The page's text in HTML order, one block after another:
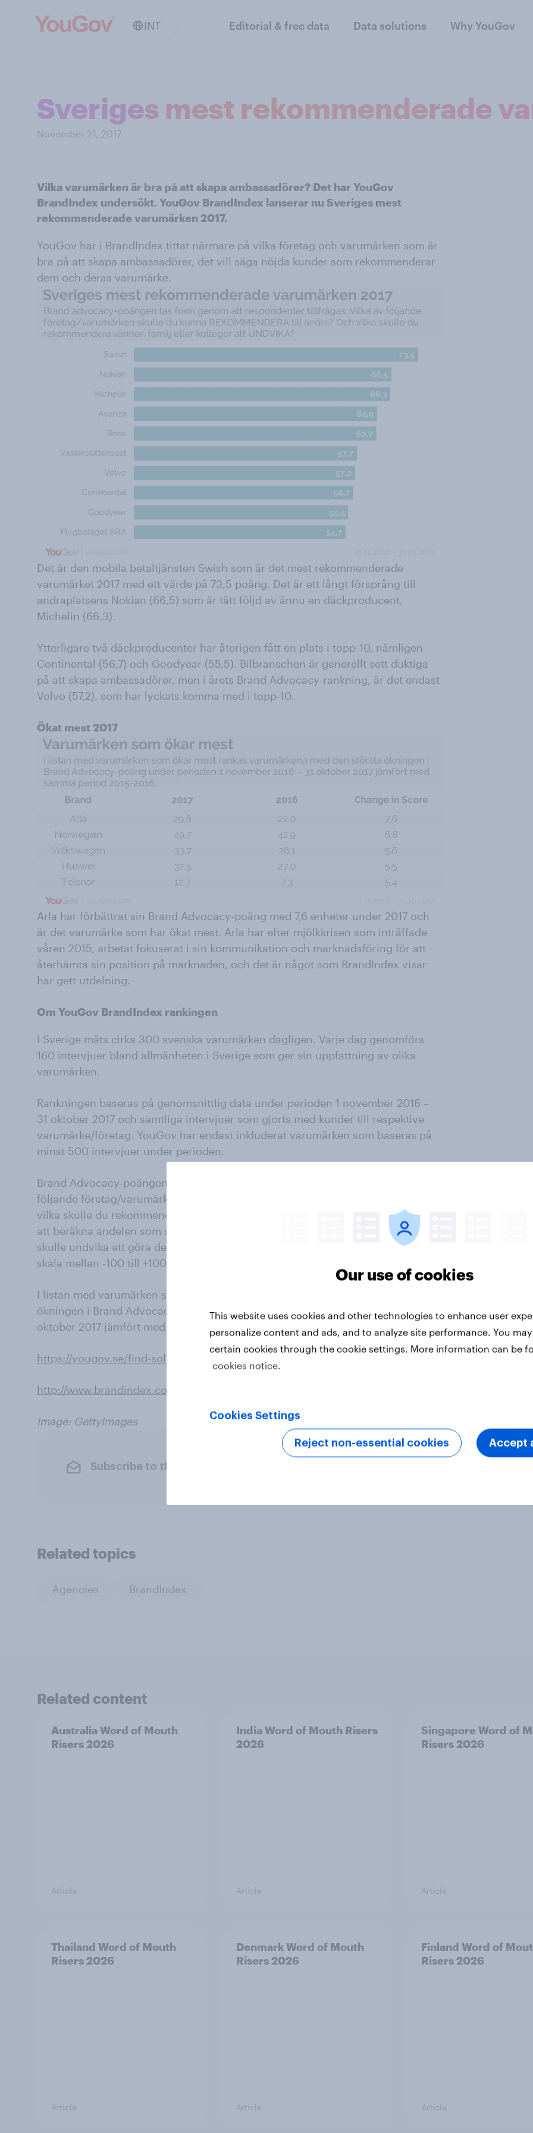
INT Editorial & free data Data solutions Why YouGov
Sveriges mest rekommenderade
November 21, 2017
Vilka varumärken är bra på att skapa ambassadörer? Det har YouGov
BrandIndex undersökt. YouGov BrandIndex lanserar nu Sveriges mest
rekommenderade varumärken 2017.
YouGov har i BrandIndex tittat närmare på vilka företag och varumärken som är
bra på att skapa ambassadörer, det vill säga nöjda kunder som rekommenderar
dem och deras varumärke.
Det är den mobila betaltjänsten Swish som är det mest rekommenderade
varumärket 2017 med ett värde på 73,5 poäng. Det är ett långt försprång till
andraplatsens Nokian (66,5) som är tätt följd av ännu en däckproducent,
Michelin (66,3).
Ytterligare två däckproducenter har återigen fått en plats i topp-10, nämligen
Continental (56,7) och Goodyear (55,5). Bilbranschen är generellt sett duktiga
på att skapa ambassadörer, men i årets Brand Advocacy-rankning, är det endast
Volvo (57,2), som har lyckats komma med i topp-10.
Ökat mest 2017
Arla har förbättrat sin Brand Advocacy-poäng med 7,6 enheter under 2017 och
är det varumärke som har ökat mest. Arla har efter mjölkkrisen som inträffade
våren 2015, arbetat fokuserat i sin kommunikation och marknadsföring för att
återhämta sin position på marknaden, och det är något som BrandIndex visar
har gett utdelning.
Om YouGov BrandIndex rankingen
I Sverige mäts cirka 300 svenska varumärken dagligen. Varje dag genomförs
160 intervjuer bland allmänheten i Sverige som ger sin uppfattning av olika
varumärken.
Rankningen baseras på genomsnittlig data under perioden 1 november 2016 –
31 oktober 2017 och samtliga intervjuer som gjorts med kunder till respektive
varumärke/företag. YouGov har endast inkluderat varumärken som baseras på
minst 500 intervjuer under perioden.
Brand Advocacy-poängen tas fram genom att respondenter tillfrågas: Vilka av
följande företag/varumärken skulle du kunna REKOMMENDERA till andra? Och
vilka skulle du rekommendera vänner, familj eller kollegor att UNDVIKA? Genom
att beräkna andelen som skulle rekommendera varumärket, minus andelen som
skulle undvika att göra det, ger det ett så kallat net-score som redovisas på en
skala mellan -100 till +100.
I listan med varumärken som ökar mest rankas varumärkena med den största
ökningen i Brand Advocacy-poäng under perioden 1 november 2016 – 31
oktober 2017 jämfört med samma period 2015-2016.
https://yougov.se/find-solutions/brandindex/
http://www.brandindex.com/ranking/sweden/2017-advocacy
Image: GettyImages
Subscribe to the YouGov newsletter
Related topics
Agencies BrandIndex
Related content
Australia Word of Mouth
Risers 2026
Article
India Word of Mouth Risers
2026
Article
Singapore Word of
Risers 2026
Article
Thailand Word of Mouth
Risers 2026
Article
Denmark Word of Mouth
Risers 2026
Article
Finland Word of
Risers 2026
Article
Our use of cookies
This website uses cookies and other technologies to enhance user
personalize content and ads, and to analyze site performance. You
certain cookies through the cookie settings. More information can be
cookies notice.
Cookies Settings
Reject non-essential cookies Accept